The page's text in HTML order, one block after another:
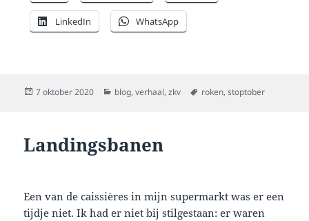
LinkedIn WhatsApp
Geplaatst
7 oktober 2020 Categorieën
blog,verhaal,zkv Tags
roken,stoptober
Landingsbanen
Een van de caissières in mijn supermarkt was er een
tijdje niet. Ik had er niet bij stilgestaan: er waren